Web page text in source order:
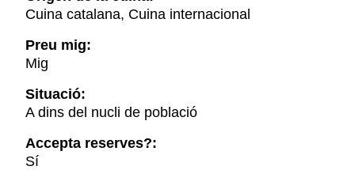
Cuina catalana, Cuina internacional
Preu mig:
Mig
Situació:
A dins del nucli de població
Accepta reserves?:
Sí